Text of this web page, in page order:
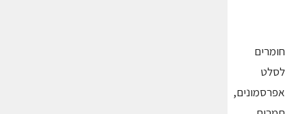
חומרים
לסלט
אפרסמונים,